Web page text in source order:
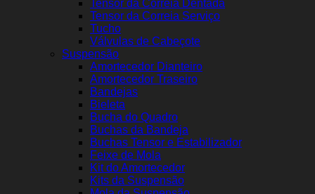
Tensor da Correia Dentada
Tensor da Correia Serviço
Tucho
Válvulas de Cabeçote
Suspensão
Amortecedor Dianteiro
Amortecedor Traseiro
Bandejas
Bieleta
Bucha do Quadro
Buchas da Bandeja
Buchas Tensor e Estabilizador
Feixe de Mola
Kit do Amortecedor
Kits da Suspensão